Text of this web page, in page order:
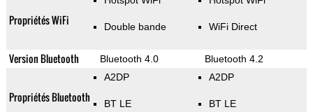
Propriétés WiFi Double bande WiFi Direct
Version Bluetooth Bluetooth 4.0 Bluetooth 4.2
Propriétés Bluetooth
A2DP
BT LE
A2DP
BT LE